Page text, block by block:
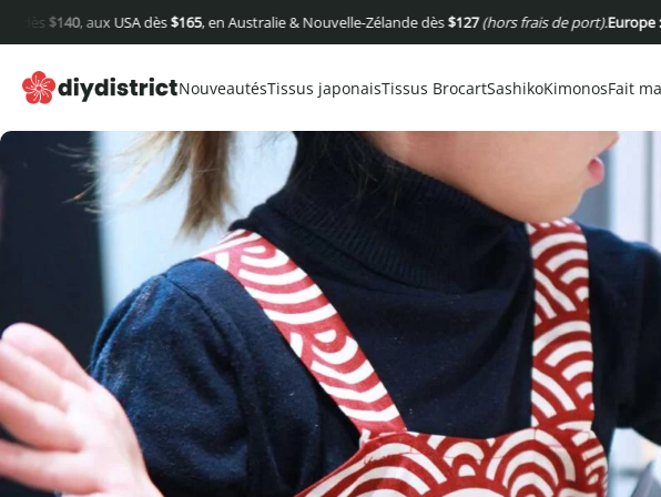
USA dès$165, en Australie & Nouvelle-Zélande dès$127(hors frais de port).Europe :TVA incluse,
NouveautésTissus japonaisTissus BrocartSashikoKimonosFait